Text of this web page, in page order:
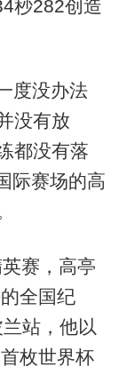
秒282创造
度没办法
没有放
都没有落
际赛场的高
赛，高亭
全国纪
站，他以
枚世界杯